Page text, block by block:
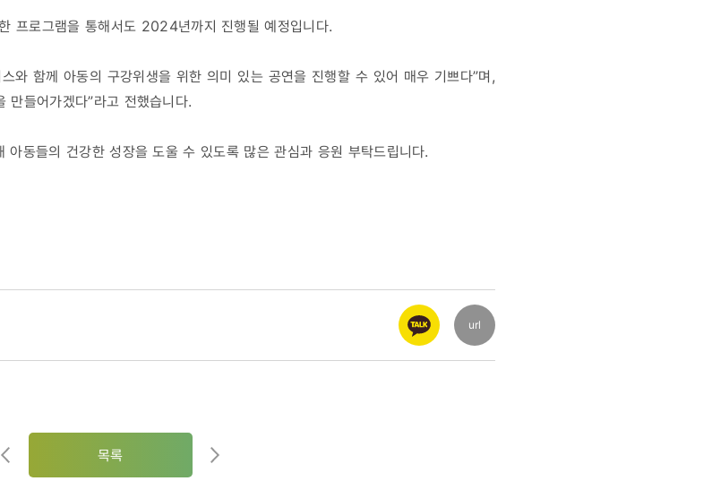
프로그램을 통해서도 2024년까지 진행될 예정입니다.
와 함께 아동의 구강위생을 위한 의미 있는 공연을 진행할 수 있어 매우 기쁘다”며,
만들어가겠다”라고 전했습니다.
동들의 건강한 성장을 도울 수 있도록 많은 관심과 응원 부탁드립니다.
url
목록